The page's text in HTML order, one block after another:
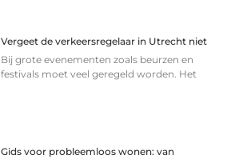
Vergeet de verkeersregelaar in Utrecht niet
Bij grote evenementen zoals beurzen en
festivals moet veel geregeld worden. Het
Gids voor probleemloos wonen: van